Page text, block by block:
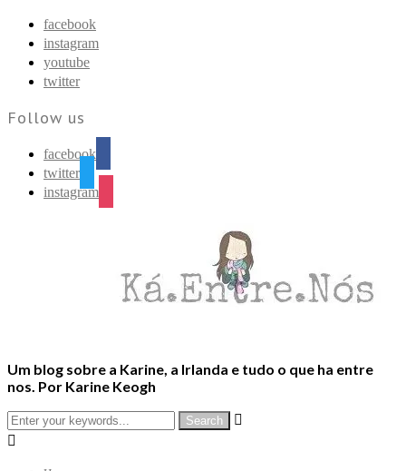
facebook
instagram
youtube
twitter
Follow us
facebook
twitter
instagram
Um blog sobre a Karine, a Irlanda e tudo o que ha entre
nos. Por Karine Keogh

